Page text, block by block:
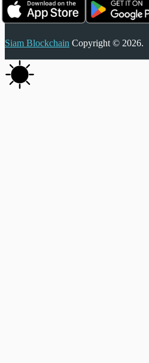
Siam Blockchain Copyright © 2026.